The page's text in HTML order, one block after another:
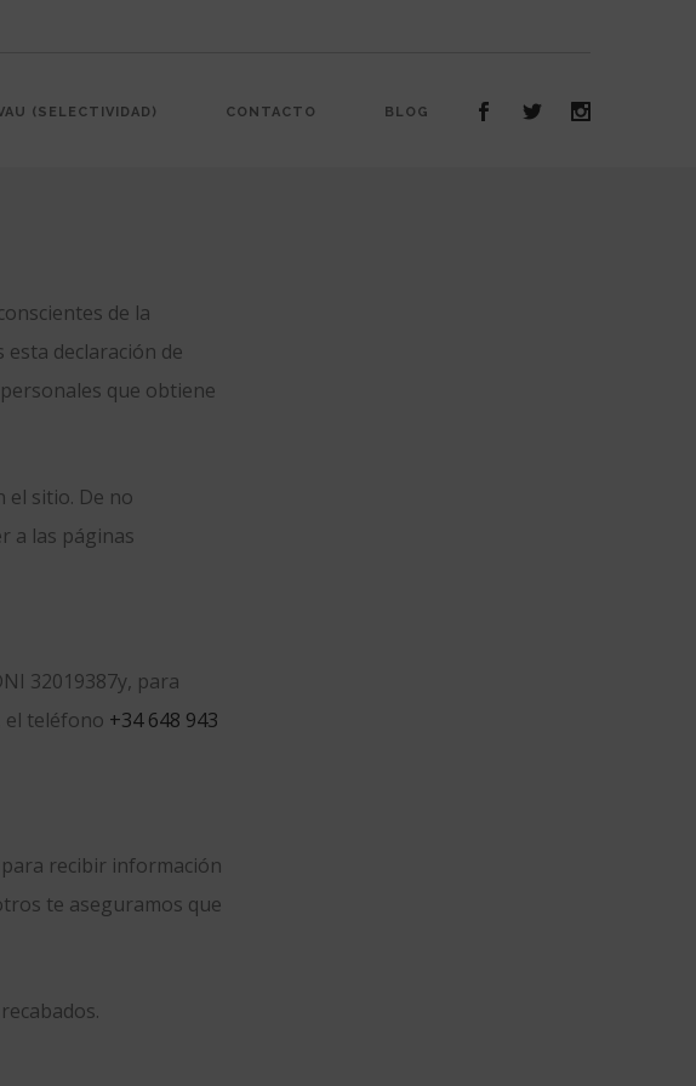
(SELECTIVIDAD) CONTACTO BLOG
de la
declaración de
que obtiene
el sitio. De no
a las páginas
32019387y, para
el teléfono +34 648 943
recibir información
te aseguramos que